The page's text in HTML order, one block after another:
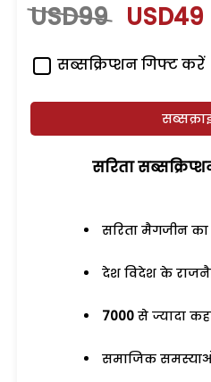
USD99 USD49
सब्सक्रिप्शन गिफ्ट करें
सरिता
सरिता मैगजीन
देश विदेश के
7000 से ज्यादा
समाजिक